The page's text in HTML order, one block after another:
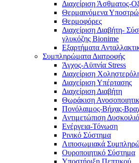
Διαχείριση Άσθματος-
Θερμαινόμενα
Θερμοφόρες
Διαχείριση Διαβήτη-
γλυκόζης Bionime
Εξαρτήματα
Συμπληρώματα Διατροφής
Άγχος-Αϋπνία Stress
Διαχείριση
Διαχείριση Υπέρτασης
Διαχείριση Διαβήτη
Θωράκιση
Πονόλαιμος-Βήχας-
Αντιμετώπιση
Eνέργεια-Τόνωση
Ρινικό Σύστημα
Λιποσωμιακά
Ουροποιητικό Σύστημα